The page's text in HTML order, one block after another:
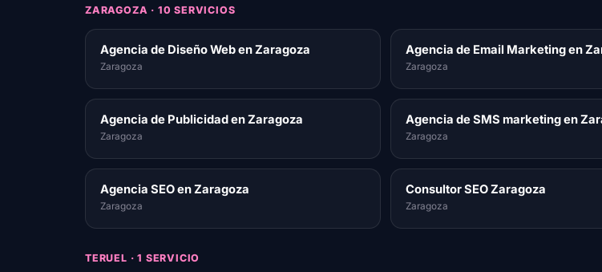
ZARAGOZA · 10 SERVICIOS
Agencia de Diseño Web en Zaragoza
Zaragoza
Agencia de Email Marketing en
Zaragoza
Agencia de Publicidad en Zaragoza
Zaragoza
Agencia de SMS marketing en
Zaragoza
Agencia SEO en Zaragoza
Zaragoza
Consultor SEO Zaragoza
Zaragoza
TERUEL · 1 SERVICIO